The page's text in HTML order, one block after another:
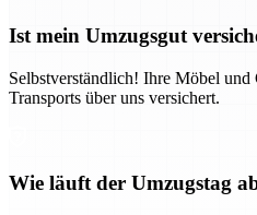
Ist mein Umzugsgut
Selbstverständlich! Ihre Möbel und
Transports über uns versichert.
Wie läuft der Umzugstag